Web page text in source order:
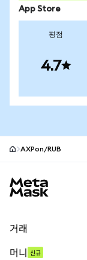
App Store
평점
4.7
AXPon/RUB
거래
머니 신규